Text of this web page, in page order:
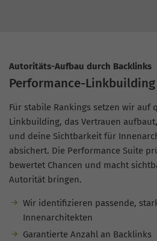
Autoritäts-Aufbau durch Backlinks
Performance-Linkbuilding
Für stabile Rankings setzen wir auf
Linkbuilding, das Vertrauen
und deine Sichtbarkeit für
absichert. Die Performance Suite
bewertet Chancen und macht
Autorität bringen.
Wir identifizieren passende,
Innenarchitekten
Garantierte Anzahl an Backlinks